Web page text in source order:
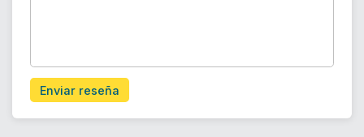
Enviar reseña